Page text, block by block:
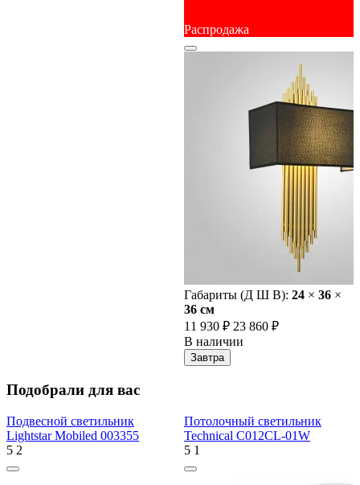
Распродажа
Габариты (Д Ш В): 24 × 36 ×
36 cм
11 930 ₽ 23 860 ₽
В наличии
Завтра
Подобрали для вас
Подвесной светильник
Lightstar Mobiled 003355
5 2
Потолочный светильник
Technical C012CL-01W
5 1